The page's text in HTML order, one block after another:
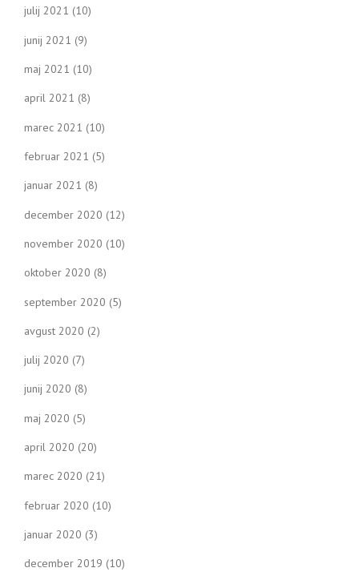
julij 2021 (10)
junij 2021 (9)
maj 2021 (10)
april 2021 (8)
marec 2021 (10)
februar 2021 (5)
januar 2021 (8)
december 2020 (12)
november 2020 (10)
oktober 2020 (8)
september 2020 (5)
avgust 2020 (2)
julij 2020 (7)
junij 2020 (8)
maj 2020 (5)
april 2020 (20)
marec 2020 (21)
februar 2020 (10)
januar 2020 (3)
december 2019 (10)